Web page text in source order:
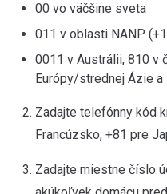
00 vo väčšine sveta
011 v oblasti NANP
0011 v Austrálii, 810 v
Európy/strednej Ázie a
Zadajte telefónny kód
Francúzsko, +81 pre
Zadajte miestne číslo